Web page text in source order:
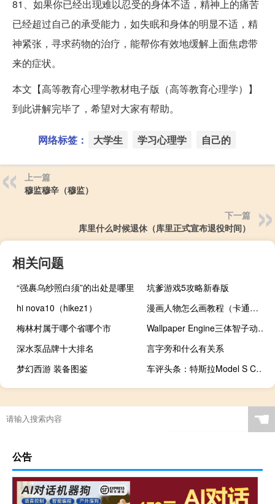
81、如果你已经出现难以忍受的身体不适，精神上的痛苦
已经超过自己的承受能力，如失眠和身体的明显不适，精
神紧张，寻求药物的治疗，能帮你有效地缓解上面焦虑带
来的症状。
本文【高等教育心理学教材电子版（高等教育心理学）】
到此讲解完毕了，希望对大家有帮助。
网络标签： 大学生 学习心理学 自己的
上一篇
穆监穆辛（穆监）
下一篇
库里什么时候退休（库里正式宣布退役时间）
相关问题
“强裹乌纱照白须”的出处是哪里
坑爹游戏5攻略新春版
hi nova10（hikez1）
漫画人物怎么画教程（卡通人物绘画）
梅林村属于哪个省哪个市
Wallpaper Engine三体智子动态壁纸 免费版（Wallpaper Engine三体智子动态壁纸 免费版功能简介）
深水泵品牌十大排名
言字旁和什么有关系
梦幻西游 装备图鉴
车评头条：特斯拉Model S Convertible由Ares Design设计
☚
公告